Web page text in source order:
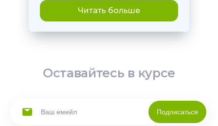
Читать больше
Оставайтесь в курсе
Подписаться